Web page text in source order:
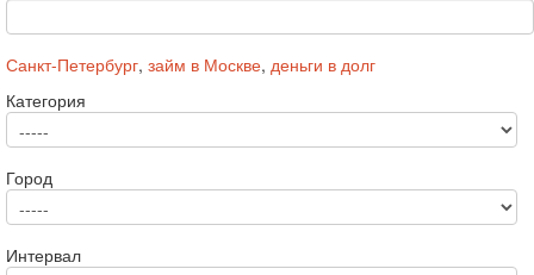
Санкт-Петербург, займ в Москве, деньги в долг
Категория
Город
Интервал